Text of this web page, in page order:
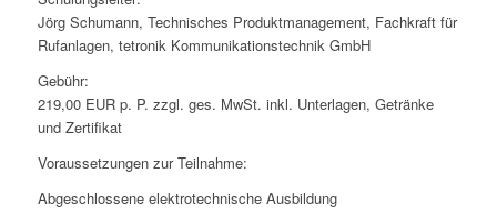
Jörg Schumann, Technisches Produktmanagement, Fachkraft für
Rufanlagen, tetronik Kommunikationstechnik GmbH
Gebühr:
219,00 EUR p. P. zzgl. ges. MwSt. inkl. Unterlagen, Getränke
und Zertifikat
Voraussetzungen zur Teilnahme:
Abgeschlossene elektrotechnische Ausbildung